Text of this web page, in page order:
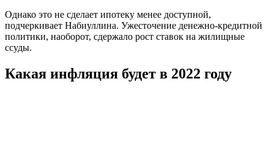
Однако это не сделает ипотеку менее доступной,
подчеркивает Набиуллина. Ужесточение денежно-кредитной
политики, наоборот, сдержало рост ставок на жилищные
ссуды.
Какая инфляция будет в 2022 году